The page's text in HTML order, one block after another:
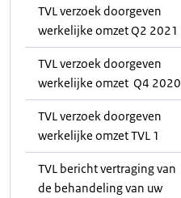
TVL verzoek doorgeven
werkelijke omzet Q2 2021
TVL verzoek doorgeven
werkelijke omzet Q4 2020
TVL verzoek doorgeven
werkelijke omzet TVL 1
TVL bericht vertraging van
de behandeling van uw